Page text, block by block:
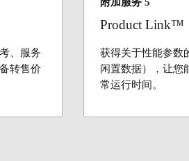
、服务
转售价
附加服务 5
Product Link™
获得关于性能参数
闲置数据），让您
常运行时间。